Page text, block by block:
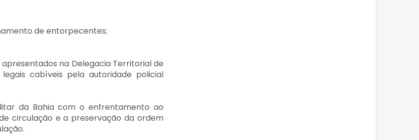
de entorpecentes;
na Delegacia Territorial de
cabíveis pela autoridade policial
da Bahia com o enfrentamento ao
circulação e a preservação da ordem
.